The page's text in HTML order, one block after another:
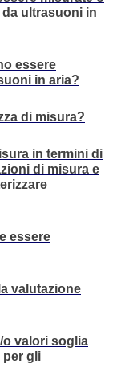
ultrasuoni in
essere
in aria?
di misura?
in termini di
di misura e
essere
valutazione
o valori soglia
per gli